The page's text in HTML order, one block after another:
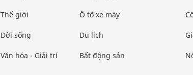
Thế giới
Đời sống
Văn hóa - Giải trí
Ô tô xe máy
Du lịch
Bất động sản